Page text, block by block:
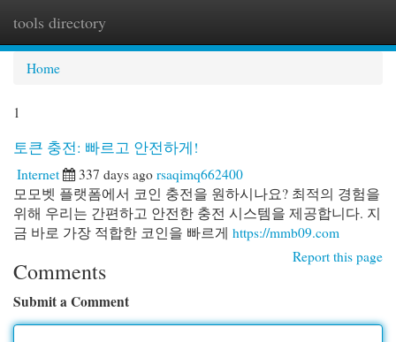
tools directory
Home
1
토큰 충전: 빠르고 안전하게!
Internet 337 days ago rsaqimq662400
모모벳 플랫폼에서 코인 충전을 원하시나요? 최적의 경험을
위해 우리는 간편하고 안전한 충전 시스템을 제공합니다. 지
금 바로 가장 적합한 코인을 빠르게 https://mmb09.com
Report this page
Comments
Submit a Comment